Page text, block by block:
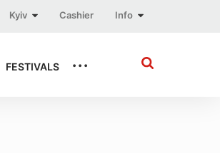
Info
Cashier
Kyiv
FESTIVALS ...